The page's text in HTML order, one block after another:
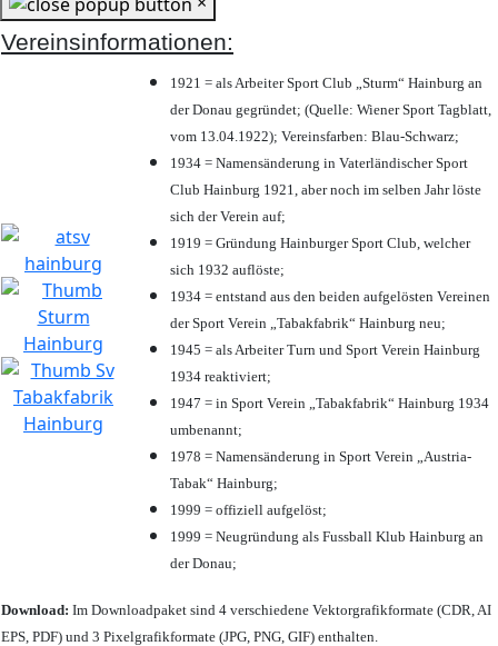
Vereinsinformationen:
1921 = als Arbeiter Sport Club „Sturm“ Hainburg an
der Donau gegründet; (Quelle: Wiener Sport Tagblatt,
vom 13.04.1922); Vereinsfarben: Blau-Schwarz;
1934 = Namensänderung in Vaterländischer Sport
Club Hainburg 1921, aber noch im selben Jahr löste
sich der Verein auf;
1919 = Gründung Hainburger Sport Club, welcher
sich 1932 auflöste;
1934 = entstand aus den beiden aufgelösten Vereinen
der Sport Verein „Tabakfabrik“ Hainburg neu;
1945 = als Arbeiter Turn und Sport Verein Hainburg
1934 reaktiviert;
1947 = in Sport Verein „Tabakfabrik“ Hainburg 1934
umbenannt;
1978 = Namensänderung in Sport Verein „Austria-
Tabak“ Hainburg;
1999 = offiziell aufgelöst;
1999 = Neugründung als Fussball Klub Hainburg an
der Donau;
Download: Im Downloadpaket sind 4 verschiedene Vektorgrafikformate (CDR, AI
EPS, PDF) und 3 Pixelgrafikformate (JPG, PNG, GIF) enthalten.